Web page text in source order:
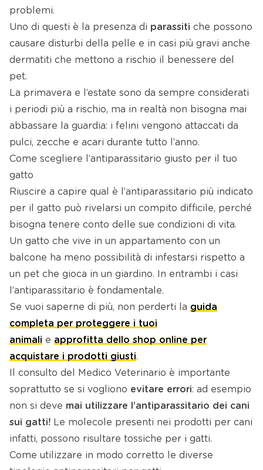
problemi.
Uno di questi è la presenza di parassiti che possono
causare disturbi della pelle e in casi più gravi anche
dermatiti che mettono a rischio il benessere del
pet.
La primavera e l’estate sono da sempre considerati
i periodi più a rischio, ma in realtà non bisogna mai
abbassare la guardia: i felini vengono attaccati da
pulci, zecche e acari durante tutto l’anno.
Come scegliere l’antiparassitario giusto per il tuo
gatto
Riuscire a capire qual è l’antiparassitario più indicato
per il gatto può rivelarsi un compito difficile, perché
bisogna tenere conto delle sue condizioni di vita.
Un gatto che vive in un appartamento con un
balcone ha meno possibilità di infestarsi rispetto a
un pet che gioca in un giardino. In entrambi i casi
l’antiparassitario è fondamentale.
Se vuoi saperne di più, non perderti la guida
completa per proteggere i tuoi
animali e approfitta dello shop online per
acquistare i prodotti giusti.
Il consulto del Medico Veterinario è importante
soprattutto se si vogliono evitare errori: ad esempio
non si deve mai utilizzare l’antiparassitario dei cani
sui gatti! Le molecole presenti nei prodotti per cani
infatti, possono risultare tossiche per i gatti.
Come utilizzare in modo corretto le diverse